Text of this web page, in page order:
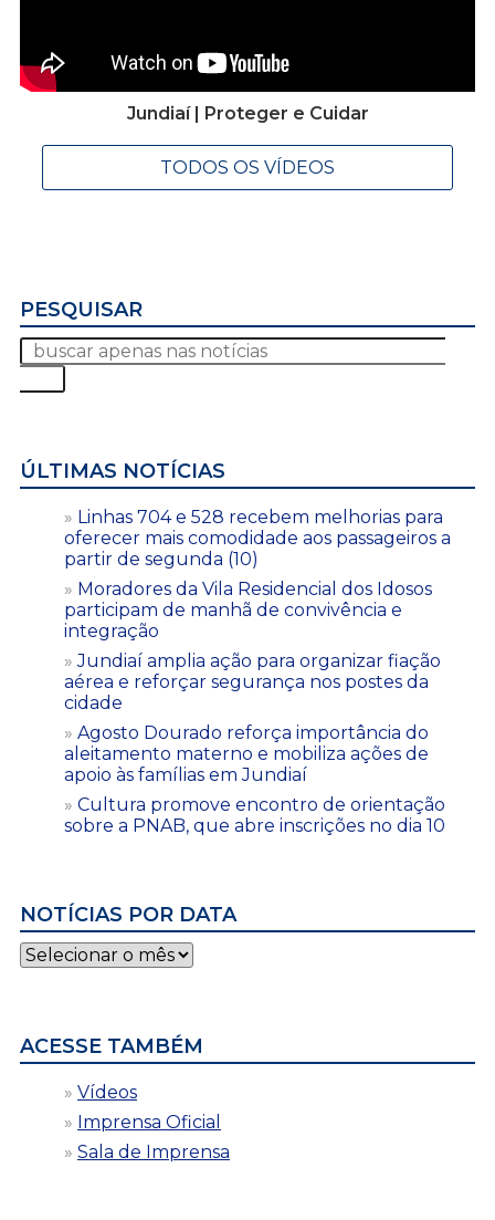
Jundiaí | Proteger e Cuidar
TODOS OS VÍDEOS
PESQUISAR
ÚLTIMAS NOTÍCIAS
Linhas 704 e 528 recebem melhorias para
oferecer mais comodidade aos passageiros a
partir de segunda (10)
Moradores da Vila Residencial dos Idosos
participam de manhã de convivência e
integração
Jundiaí amplia ação para organizar fiação
aérea e reforçar segurança nos postes da
cidade
Agosto Dourado reforça importância do
aleitamento materno e mobiliza ações de
apoio às famílias em Jundiaí
Cultura promove encontro de orientação
sobre a PNAB, que abre inscrições no dia 10
NOTÍCIAS POR DATA
Notícias
por
ACESSE TAMBÉM
Vídeos
Imprensa Oficial
Sala de Imprensa